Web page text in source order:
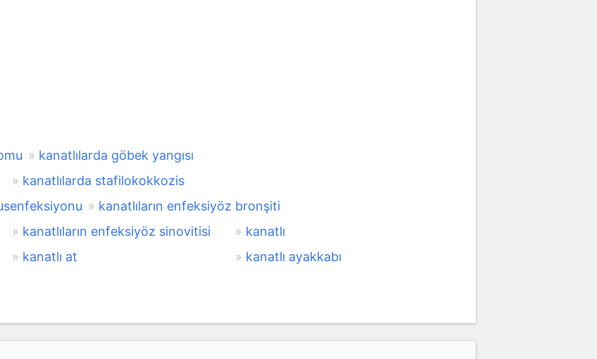
kanatlılarda göbek yangısı
kanatlılarda stafilokokkozis
kanatlıların enfeksiyöz bronşiti
kanatlıların enfeksiyöz sinovitisi
kanatlı
kanatlı at
kanatlı ayakkabı